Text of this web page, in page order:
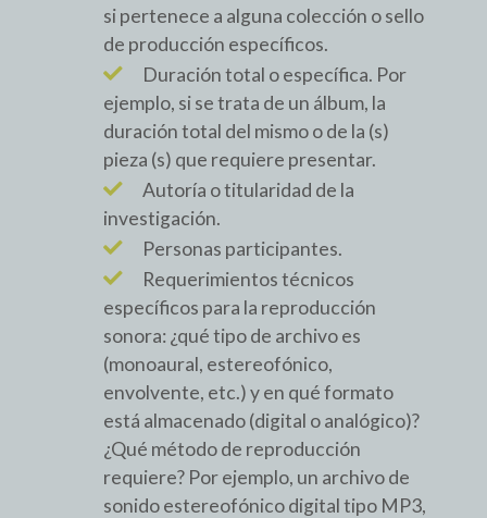
si pertenece a alguna colección o sello
de producción específicos.
Duración total o específica. Por
ejemplo, si se trata de un álbum, la
duración total del mismo o de la (s)
pieza (s) que requiere presentar.
Autoría o titularidad de la
investigación.
Personas participantes.
Requerimientos técnicos
específicos para la reproducción
sonora: ¿qué tipo de archivo es
(monoaural, estereofónico,
envolvente, etc.) y en qué formato
está almacenado (digital o analógico)?
¿Qué método de reproducción
requiere? Por ejemplo, un archivo de
sonido estereofónico digital tipo MP3,